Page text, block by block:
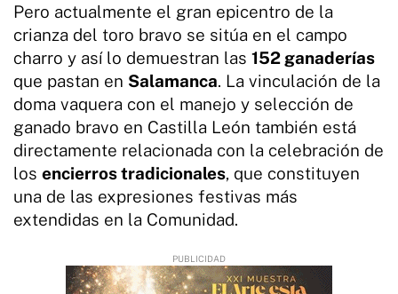
Pero actualmente el gran epicentro de la
crianza del toro bravo se sitúa en el campo
charro y así lo demuestran las 152 ganaderías
que pastan en Salamanca. La vinculación de la
doma vaquera con el manejo y selección de
ganado bravo en Castilla León también está
directamente relacionada con la celebración de
los encierros tradicionales, que constituyen
una de las expresiones festivas más
extendidas en la Comunidad.